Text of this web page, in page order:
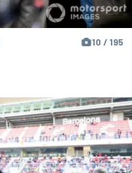
10 / 195